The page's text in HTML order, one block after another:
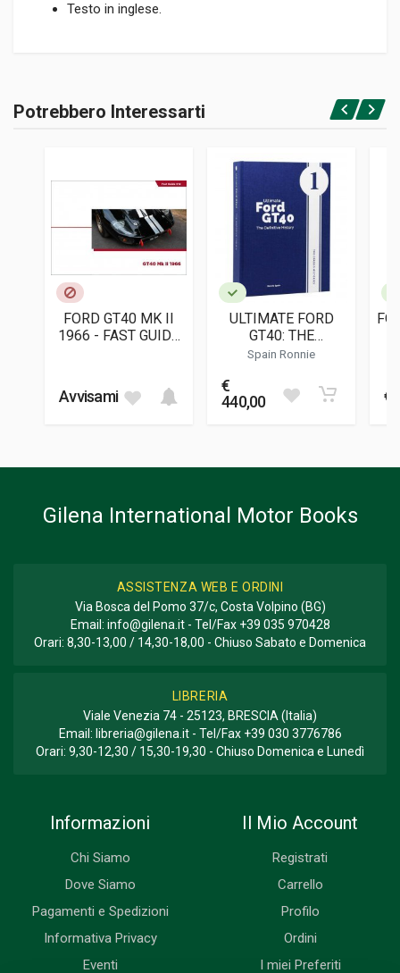
Testo in inglese.
Rilegato
LINGUA DEL TESTO
DATA DI STAMPA
25 x 35 x 6 cm
Accedi o registrati
Potrebbero Interessarti
FORD GT40 MK II
1966 - FAST GUIDE
Avvisami
ULTIMATE FORD
GT40: THE
DEFINITIVE HISTORY
Spain Ronnie
€
440,00
€
Gilena International Motor Books
ASSISTENZA WEB E ORDINI
Via Bosca del Pomo 37/c, Costa Volpino (BG)
Email: info@gilena.it- Tel/Fax +39 035 970428
Orari: 8,30-13,00 / 14,30-18,00 - Chiuso Sabato e Domenica
LIBRERIA
Viale Venezia 74 - 25123, BRESCIA (Italia)
Email: libreria@gilena.it- Tel/Fax +39 030 3776786
Orari: 9,30-12,30 / 15,30-19,30 - Chiuso Domenica e Lunedì
Informazioni
Chi Siamo
Dove Siamo
Pagamenti e Spedizioni
Informativa Privacy
Eventi
Il Mio Account
Registrati
Carrello
Profilo
Ordini
I miei Preferiti